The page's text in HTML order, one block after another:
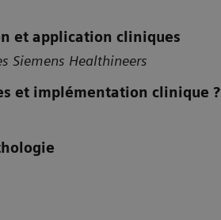
et application cliniques
Siemens Healthineers
et implémentation clinique ?